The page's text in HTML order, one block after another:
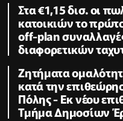
Στα €1,15 δισ. οι
κατοικιών το
off-plan
διαφορετικών
Zητήματα
κατά την
Πόλης - Εκ νέου
Τμήμα Δημοσίων